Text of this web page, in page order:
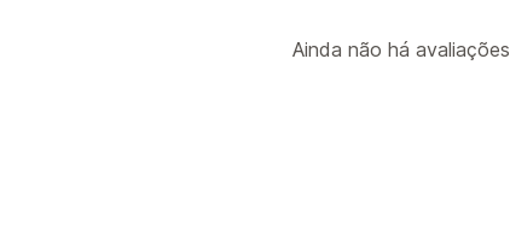
Ainda não há avaliações